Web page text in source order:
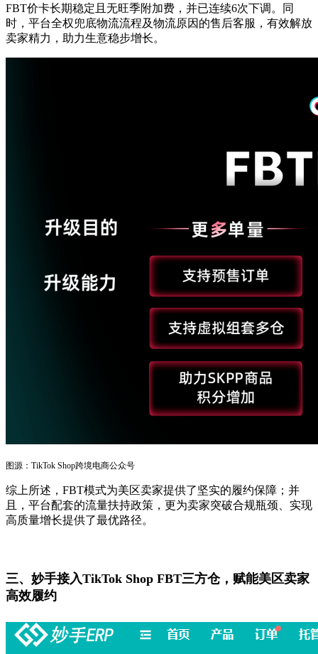
FBT价卡长期稳定且无旺季附加费，并已连续6次下调。同
时，平台全权兜底物流流程及物流原因的售后客服，有效解放
卖家精力，助力生意稳步增长。
图源：TikTok Shop跨境电商公众号
综上所述，FBT模式为美区卖家提供了坚实的履约保障；并
且，平台配套的流量扶持政策，更为卖家突破合规瓶颈、实现
高质量增长提供了最优路径。
三、妙手接入TikTok Shop FBT三方仓， 赋能美区卖家
高效履约